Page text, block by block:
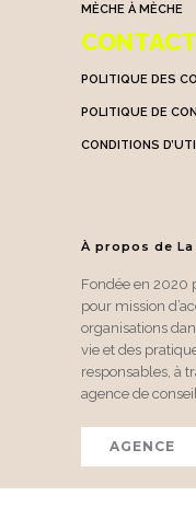
MÈCHE À MÈCHE
CONTACT
POLITIQUE DES
POLITIQUE DE
CONDITIONS
À propos de La
Fondée en 2020
pour mission
organisations
vie et des
responsables, à
agence de
AGENCE